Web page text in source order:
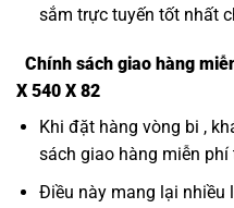
sắm trực tuyến tốt nhất
Chính sách giao hàng
X 540 X 82
Khi đặt hàng vòng bi ,
sách giao hàng miễn phí
Điều này mang lại nhiều